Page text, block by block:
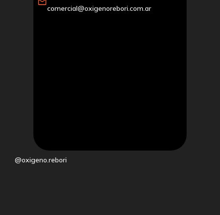
comercial@oxigenorebori.com.ar
@oxigeno.rebori